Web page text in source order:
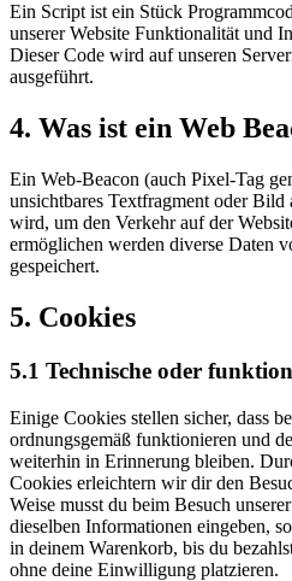
Ein Script ist ein Stück
unserer Website Funktionalität und
Dieser Code wird auf unseren
ausgeführt.
4. Was ist ein Web
Ein Web-Beacon (auch Pixel-Tag
unsichtbares Textfragment oder Bild
wird, um den Verkehr auf der
ermöglichen werden diverse Daten
gespeichert.
5. Cookies
5.1 Technische oder
Einige Cookies stellen sicher, dass
ordnungsgemäß funktionieren und
weiterhin in Erinnerung bleiben.
Cookies erleichtern wir dir den
Weise musst du beim Besuch
dieselben Informationen eingeben,
in deinem Warenkorb, bis du
ohne deine Einwilligung platzieren.